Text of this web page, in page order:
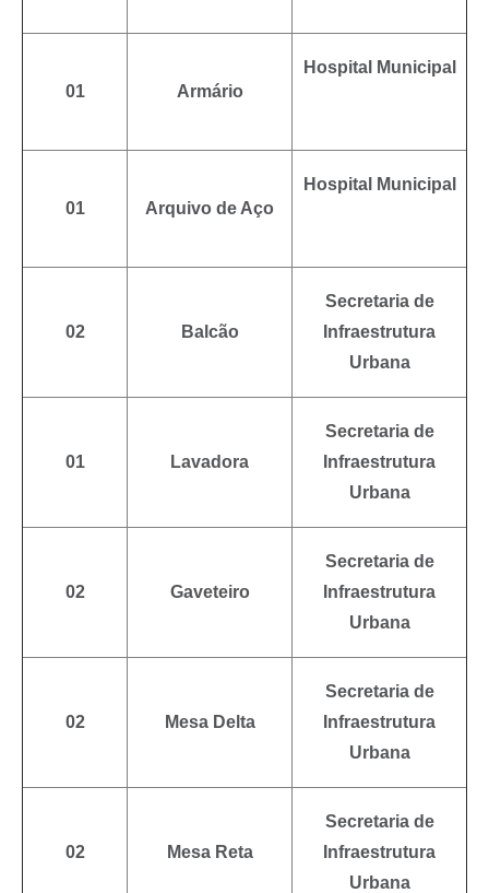
01 Armário
Hospital Municipal
01 Arquivo de Aço
Hospital Municipal
02 Balcão
Secretaria de
Infraestrutura
Urbana
01 Lavadora
Secretaria de
Infraestrutura
Urbana
02 Gaveteiro
Secretaria de
Infraestrutura
Urbana
02 Mesa Delta
Secretaria de
Infraestrutura
Urbana
02 Mesa Reta
Secretaria de
Infraestrutura
Urbana